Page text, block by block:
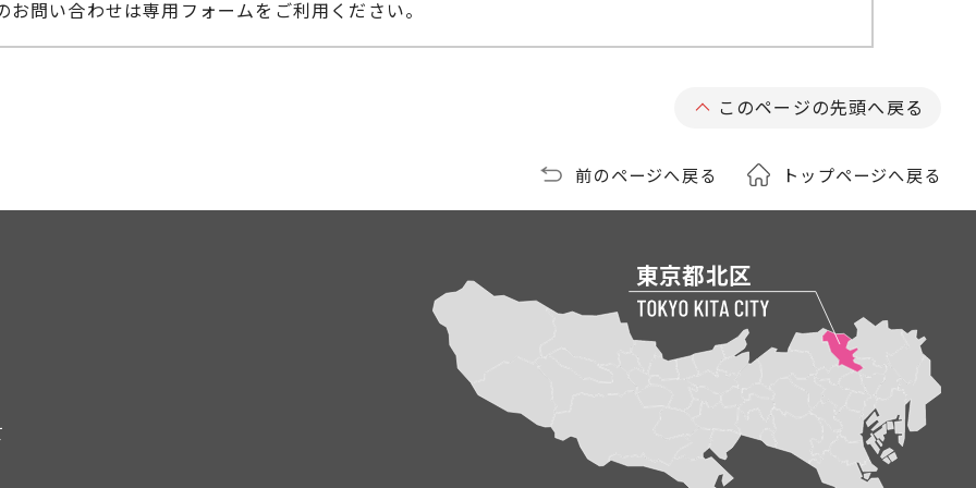
問い合わせは専用フォームをご利用ください。
このページの先頭へ戻る
前のページへ戻る トップページへ戻る